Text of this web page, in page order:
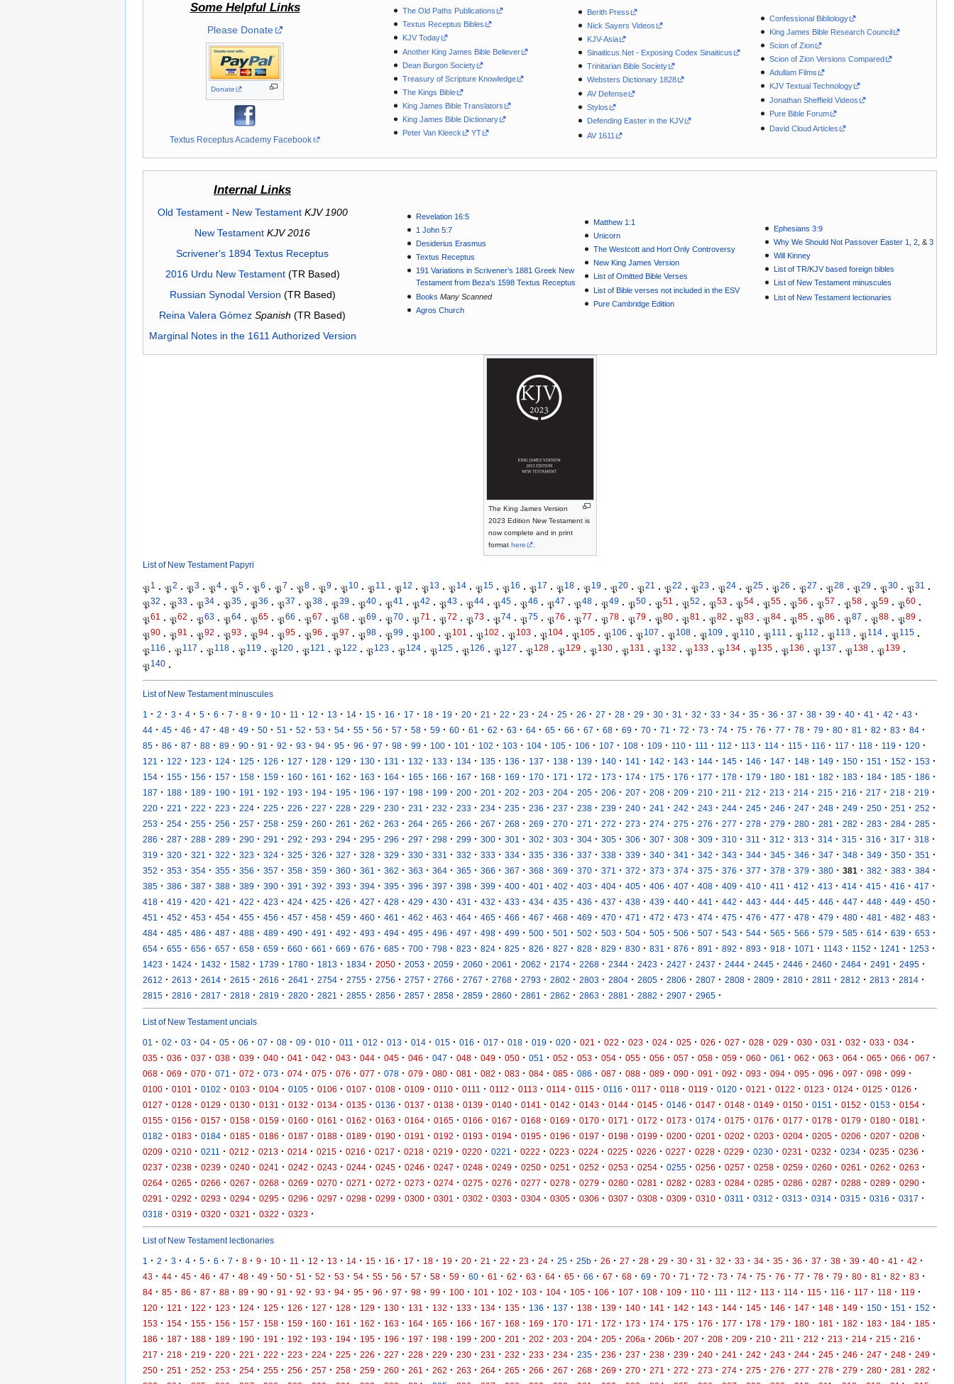
Some Helpful Links
Please Donate
Donate
Textus Receptus Academy Facebook
The Old Paths Publications
Textus Receptus Bibles
KJV Today
Another King James Bible Believer
Dean Burgon Society
Treasury of Scripture Knowledge
The Kings Bible
King James Bible Translators
King James Bible Dictionary
Peter Van Kleeck
YT
Berith Press
Nick Sayers Videos
KJV-Asia
Sinaiticus.Net - Exposing Codex Sinaiticus
Trinitarian Bible Society
Websters Dictionary 1828
AV Defense
Stylos
Defending Easter in the KJV
AV 1611
Confessional Bibliology
King James Bible Research Council
Scion of Zion
Scion of Zion Versions Compared
Adullam Films
KJV Textual Technology
Jonathan Sheffield Videos
Pure Bible Forum
David Cloud Articles
Internal Links
Old Testament- New Testament KJV 1900
New Testament KJV 2016
Scrivener's 1894 Textus Receptus
2016 Urdu New Testament(TR Based)
Russian Synodal Version (TR Based)
Reina Valera Gómez Spanish (TR Based)
Marginal Notes in the 1611 Authorized Version
Revelation 16:5
1 John 5:7
Desiderius Erasmus
Textus Receptus
191 Variations in Scrivener’s 1881 Greek New
Testament from Beza's 1598 Textus Receptus
Books Many Scanned
Agros Church
Matthew 1:1
Unicorn
The Westcott and Hort Only Controversy
New King James Version
List of Omitted Bible Verses
List of Bible verses not included in the ESV
Pure Cambridge Edition
Ephesians 3:9
Why We Should Not Passover Easter 1
,2 , &3
Will Kinney
List of TR/KJV based foreign bibles
List of New Testament minuscules
List of New Testament lectionaries
The King James Version
2023 Edition New Testament is
now complete and in print
format here .
List of New Testament Papyri
𝔓1 · 𝔓2 · 𝔓3 · 𝔓4 · 𝔓5 · 𝔓6 · 𝔓7 · 𝔓8 · 𝔓9 · 𝔓10 · 𝔓11 · 𝔓12 · 𝔓13 · 𝔓14 · 𝔓15 · 𝔓16 · 𝔓17 · 𝔓18 · 𝔓19 · 𝔓20 · 𝔓21 · 𝔓22 · 𝔓23 · 𝔓24 · 𝔓25 · 𝔓26 · 𝔓27 · 𝔓28 · 𝔓29 · 𝔓30 · 𝔓31
·
𝔓32 · 𝔓33 · 𝔓34 · 𝔓35 · 𝔓36 · 𝔓37 · 𝔓38 · 𝔓39 · 𝔓40 · 𝔓41 · 𝔓42 · 𝔓43 · 𝔓44 · 𝔓45 · 𝔓46 · 𝔓47 · 𝔓48 · 𝔓49 · 𝔓50 · 𝔓51 · 𝔓52 · 𝔓53 · 𝔓54 · 𝔓55 · 𝔓56 · 𝔓57 · 𝔓58 · 𝔓59 · 𝔓60 ·
𝔓61 · 𝔓62 · 𝔓63 · 𝔓64 · 𝔓65 · 𝔓66 · 𝔓67 · 𝔓68 · 𝔓69 · 𝔓70 · 𝔓71 · 𝔓72 · 𝔓73 · 𝔓74 · 𝔓75 · 𝔓76 · 𝔓77 · 𝔓78 · 𝔓79 · 𝔓80 · 𝔓81 · 𝔓82 · 𝔓83 · 𝔓84 · 𝔓85 · 𝔓86 · 𝔓87 · 𝔓88 · 𝔓89 ·
𝔓90 · 𝔓91 · 𝔓92 · 𝔓93 · 𝔓94 · 𝔓95 · 𝔓96 · 𝔓97 · 𝔓98 · 𝔓99 · 𝔓100 · 𝔓101 · 𝔓102 · 𝔓103 · 𝔓104 · 𝔓105 · 𝔓106 · 𝔓107 · 𝔓108 · 𝔓109 · 𝔓110 · 𝔓111 · 𝔓112 · 𝔓113 · 𝔓114 · 𝔓115 ·
𝔓116 · 𝔓117 · 𝔓118 · 𝔓119 · 𝔓120 · 𝔓121 · 𝔓122 · 𝔓123 · 𝔓124 · 𝔓125 · 𝔓126 · 𝔓127 · 𝔓128 · 𝔓129 · 𝔓130 · 𝔓131 · 𝔓132 · 𝔓133 · 𝔓134 · 𝔓135 · 𝔓136 · 𝔓137 · 𝔓138 · 𝔓139 ·
𝔓140 ·
List of New Testament minuscules
1 · 2 · 3 · 4 · 5 · 6 · 7 · 8 · 9 · 10 · 11 · 12 · 13 · 14 · 15 · 16 · 17 · 18 · 19 · 20 · 21 · 22 · 23 · 24 · 25 · 26 · 27 · 28 · 29 · 30 · 31 · 32 · 33 · 34 · 35 · 36 · 37 · 38 · 39 · 40 · 41 · 42 · 43 ·
44 · 45 · 46 · 47 · 48 · 49 · 50 · 51 · 52 · 53 · 54 · 55 · 56 · 57 · 58 · 59 · 60 · 61 · 62 · 63 · 64 · 65 · 66 · 67 · 68 · 69 · 70 · 71 · 72 · 73 · 74 · 75 · 76 · 77 · 78 · 79 · 80 · 81 · 82 · 83 · 84 ·
85 · 86 · 87 · 88 · 89 · 90 · 91 · 92 · 93 · 94 · 95 · 96 · 97 · 98 · 99 · 100 · 101 · 102 · 103 · 104 · 105 · 106 · 107 · 108 · 109 · 110 · 111 · 112 · 113 · 114 · 115 · 116 · 117 · 118 · 119 · 120 ·
121 · 122 · 123 · 124 · 125 · 126 · 127 · 128 · 129 · 130 · 131 · 132 · 133 · 134 · 135 · 136 · 137 · 138 · 139 · 140 · 141 · 142 · 143 · 144 · 145 · 146 · 147 · 148 · 149 · 150 · 151 · 152 · 153 ·
154 · 155 · 156 · 157 · 158 · 159 · 160 · 161 · 162 · 163 · 164 · 165 · 166 · 167 · 168 · 169 · 170 · 171 · 172 · 173 · 174 · 175 · 176 · 177 · 178 · 179 · 180 · 181 · 182 · 183 · 184 · 185 · 186 ·
187 · 188 · 189 · 190 · 191 · 192 · 193 · 194 · 195 · 196 · 197 · 198 · 199 · 200 · 201 · 202 · 203 · 204 · 205 · 206 · 207 · 208 · 209 · 210 · 211 · 212 · 213 · 214 · 215 · 216 · 217 · 218 · 219 ·
220 · 221 · 222 · 223 · 224 · 225 · 226 · 227 · 228 · 229 · 230 · 231 · 232 · 233 · 234 · 235 · 236 · 237 · 238 · 239 · 240 · 241 · 242 · 243 · 244 · 245 · 246 · 247 · 248 · 249 · 250 · 251 · 252 ·
253 · 254 · 255 · 256 · 257 · 258 · 259 · 260 · 261 · 262 · 263 · 264 · 265 · 266 · 267 · 268 · 269 · 270 · 271 · 272 · 273 · 274 · 275 · 276 · 277 · 278 · 279 · 280 · 281 · 282 · 283 · 284 · 285 ·
286 · 287 · 288 · 289 · 290 · 291 · 292 · 293 · 294 · 295 · 296 · 297 · 298 · 299 · 300 · 301 · 302 · 303 · 304 · 305 · 306 · 307 · 308 · 309 · 310 · 311 · 312 · 313 · 314 · 315 · 316 · 317 · 318 ·
319 · 320 · 321 · 322 · 323 · 324 · 325 · 326 · 327 · 328 · 329 · 330 · 331 · 332 · 333 · 334 · 335 · 336 · 337 · 338 · 339 · 340 · 341 · 342 · 343 · 344 · 345 · 346 · 347 · 348 · 349 · 350 · 351 ·
352 · 353 · 354 · 355 · 356 · 357 · 358 · 359 · 360 · 361 · 362 · 363 · 364 · 365 · 366 · 367 · 368 · 369 · 370 · 371 · 372 · 373 · 374 · 375 · 376 · 377 · 378 · 379 · 380 · 381 · 382 · 383 · 384 ·
385 · 386 · 387 · 388 · 389 · 390 · 391 · 392 · 393 · 394 · 395 · 396 · 397 · 398 · 399 · 400 · 401 · 402 · 403 · 404 · 405 · 406 · 407 · 408 · 409 · 410 · 411 · 412 · 413 · 414 · 415 · 416 · 417 ·
418 · 419 · 420 · 421 · 422 · 423 · 424 · 425 · 426 · 427 · 428 · 429 · 430 · 431 · 432 · 433 · 434 · 435 · 436 · 437 · 438 · 439 · 440 · 441 · 442 · 443 · 444 · 445 · 446 · 447 · 448 · 449 · 450 ·
451 · 452 · 453 · 454 · 455 · 456 · 457 · 458 · 459 · 460 · 461 · 462 · 463 · 464 · 465 · 466 · 467 · 468 · 469 · 470 · 471 · 472 · 473 · 474 · 475 · 476 · 477 · 478 · 479 · 480 · 481 · 482 · 483 ·
484 · 485 · 486 · 487 · 488 · 489 · 490 · 491 · 492 · 493 · 494 · 495 · 496 · 497 · 498 · 499 · 500 · 501 · 502 · 503 · 504 · 505 · 506 · 507 · 543 · 544 · 565 · 566 · 579 · 585 · 614 · 639 · 653 ·
654 · 655 · 656 · 657 · 658 · 659 · 660 · 661 · 669 · 676 · 685 · 700 · 798 · 823 · 824 · 825 · 826 · 827 · 828 · 829 · 830 · 831 · 876 · 891 · 892 · 893 · 918 · 1071 · 1143 · 1152 · 1241 · 1253 ·
1423 · 1424 · 1432 · 1582 · 1739 · 1780 · 1813 · 1834 · 2050 · 2053 · 2059 · 2060 · 2061 · 2062 · 2174 · 2268 · 2344 · 2423 · 2427 · 2437 · 2444 · 2445 · 2446 · 2460 · 2464 · 2491 · 2495 ·
2612 · 2613 · 2614 · 2615 · 2616 · 2641 · 2754 · 2755 · 2756 · 2757 · 2766 · 2767 · 2768 · 2793 · 2802 · 2803 · 2804 · 2805 · 2806 · 2807 · 2808 · 2809 · 2810 · 2811 · 2812 · 2813 · 2814 ·
2815 · 2816 · 2817 · 2818 · 2819 · 2820 · 2821 · 2855 · 2856 · 2857 · 2858 · 2859 · 2860 · 2861 · 2862 · 2863 · 2881 · 2882 · 2907 · 2965 ·
List of New Testament uncials
01 · 02 · 03 · 04 · 05 · 06 · 07 · 08 · 09 · 010 · 011 · 012 · 013 · 014 · 015 · 016 · 017 · 018 · 019 · 020 · 021 · 022 · 023 · 024 · 025 · 026 · 027 · 028 · 029 · 030 · 031 · 032 · 033 · 034 ·
035 · 036 · 037 · 038 · 039 · 040 · 041 · 042 · 043 · 044 · 045 · 046 · 047 · 048 · 049 · 050 · 051 · 052 · 053 · 054 · 055 · 056 · 057 · 058 · 059 · 060 · 061 · 062 · 063 · 064 · 065 · 066 · 067 ·
068 · 069 · 070 · 071 · 072 · 073 · 074 · 075 · 076 · 077 · 078 · 079 · 080 · 081 · 082 · 083 · 084 · 085 · 086 · 087 · 088 · 089 · 090 · 091 · 092 · 093 · 094 · 095 · 096 · 097 · 098 · 099 ·
0100 · 0101 · 0102 · 0103 · 0104 · 0105 · 0106 · 0107 · 0108 · 0109 · 0110 · 0111 · 0112 · 0113 · 0114 · 0115 · 0116 · 0117 · 0118 · 0119 · 0120 · 0121 · 0122 · 0123 · 0124 · 0125 · 0126 ·
0127 · 0128 · 0129 · 0130 · 0131 · 0132 · 0134 · 0135 · 0136 · 0137 · 0138 · 0139 · 0140 · 0141 · 0142 · 0143 · 0144 · 0145 · 0146 · 0147 · 0148 · 0149 · 0150 · 0151 · 0152 · 0153 · 0154 ·
0155 · 0156 · 0157 · 0158 · 0159 · 0160 · 0161 · 0162 · 0163 · 0164 · 0165 · 0166 · 0167 · 0168 · 0169 · 0170 · 0171 · 0172 · 0173 · 0174 · 0175 · 0176 · 0177 · 0178 · 0179 · 0180 · 0181 ·
0182 · 0183 · 0184 · 0185 · 0186 · 0187 · 0188 · 0189 · 0190 · 0191 · 0192 · 0193 · 0194 · 0195 · 0196 · 0197 · 0198 · 0199 · 0200 · 0201 · 0202 · 0203 · 0204 · 0205 · 0206 · 0207 · 0208 ·
0209 · 0210 · 0211 · 0212 · 0213 · 0214 · 0215 · 0216 · 0217 · 0218 · 0219 · 0220 · 0221 · 0222 · 0223 · 0224 · 0225 · 0226 · 0227 · 0228 · 0229 · 0230 · 0231 · 0232 · 0234 · 0235 · 0236 ·
0237 · 0238 · 0239 · 0240 · 0241 · 0242 · 0243 · 0244 · 0245 · 0246 · 0247 · 0248 · 0249 · 0250 · 0251 · 0252 · 0253 · 0254 · 0255 · 0256 · 0257 · 0258 · 0259 · 0260 · 0261 · 0262 · 0263 ·
0264 · 0265 · 0266 · 0267 · 0268 · 0269 · 0270 · 0271 · 0272 · 0273 · 0274 · 0275 · 0276 · 0277 · 0278 · 0279 · 0280 · 0281 · 0282 · 0283 · 0284 · 0285 · 0286 · 0287 · 0288 · 0289 · 0290 ·
0291 · 0292 · 0293 · 0294 · 0295 · 0296 · 0297 · 0298 · 0299 · 0300 · 0301 · 0302 · 0303 · 0304 · 0305 · 0306 · 0307 · 0308 · 0309 · 0310 · 0311 · 0312 · 0313 · 0314 · 0315 · 0316 · 0317 ·
0318 · 0319 · 0320 · 0321 · 0322 · 0323 ·
List of New Testament lectionaries
1 · 2 · 3 · 4 · 5 · 6 · 7 · 8 · 9 · 10 · 11 · 12 · 13 · 14 · 15 · 16 · 17 · 18 · 19 · 20 · 21 · 22 · 23 · 24 · 25 · 25b · 26 · 27 · 28 · 29 · 30 · 31 · 32 · 33 · 34 · 35 · 36 · 37 · 38 · 39 · 40 · 41 · 42 ·
43 · 44 · 45 · 46 · 47 · 48 · 49 · 50 · 51 · 52 · 53 · 54 · 55 · 56 · 57 · 58 · 59 · 60 · 61 · 62 · 63 · 64 · 65 · 66 · 67 · 68 · 69 · 70 · 71 · 72 · 73 · 74 · 75 · 76 · 77 · 78 · 79 · 80 · 81 · 82 · 83 ·
84 · 85 · 86 · 87 · 88 · 89 · 90 · 91 · 92 · 93 · 94 · 95 · 96 · 97 · 98 · 99 · 100 · 101 · 102 · 103 · 104 · 105 · 106 · 107 · 108 · 109 · 110 · 111 · 112 · 113 · 114 · 115 · 116 · 117 · 118 · 119 ·
120 · 121 · 122 · 123 · 124 · 125 · 126 · 127 · 128 · 129 · 130 · 131 · 132 · 133 · 134 · 135 · 136 · 137 · 138 · 139 · 140 · 141 · 142 · 143 · 144 · 145 · 146 · 147 · 148 · 149 · 150 · 151 · 152 ·
153 · 154 · 155 · 156 · 157 · 158 · 159 · 160 · 161 · 162 · 163 · 164 · 165 · 166 · 167 · 168 · 169 · 170 · 171 · 172 · 173 · 174 · 175 · 176 · 177 · 178 · 179 · 180 · 181 · 182 · 183 · 184 · 185 ·
186 · 187 · 188 · 189 · 190 · 191 · 192 · 193 · 194 · 195 · 196 · 197 · 198 · 199 · 200 · 201 · 202 · 203 · 204 · 205 · 206a · 206b · 207 · 208 · 209 · 210 · 211 · 212 · 213 · 214 · 215 · 216 ·
217 · 218 · 219 · 220 · 221 · 222 · 223 · 224 · 225 · 226 · 227 · 228 · 229 · 230 · 231 · 232 · 233 · 234 · 235 · 236 · 237 · 238 · 239 · 240 · 241 · 242 · 243 · 244 · 245 · 246 · 247 · 248 · 249 ·
250 · 251 · 252 · 253 · 254 · 255 · 256 · 257 · 258 · 259 · 260 · 261 · 262 · 263 · 264 · 265 · 266 · 267 · 268 · 269 · 270 · 271 · 272 · 273 · 274 · 275 · 276 · 277 · 278 · 279 · 280 · 281 · 282 ·